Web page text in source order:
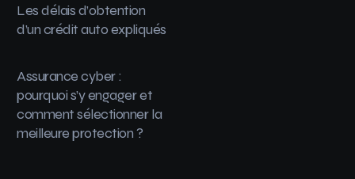
Les délais d’obtention
d’un crédit auto expliqués
Assurance cyber :
pourquoi s’y engager et
comment sélectionner la
meilleure protection ?